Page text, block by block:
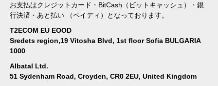
お支払はクレジットカード・BitCash（ビットキャッシュ）・銀
行決済・あと払い （ペイディ）となっております。
T2ECOM EU EOOD
Sredets region,19 Vitosha Blvd, 1st floor Sofia BULGARIA
1000
Albatal Ltd.
51 Sydenham Road, Croyden, CR0 2EU, United Kingdom